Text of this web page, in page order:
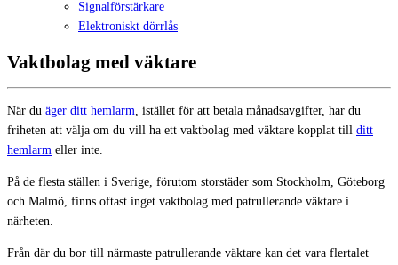
Signalförstärkare
Elektroniskt dörrlås
Vaktbolag med väktare
När du äger ditt hemlarm, istället för att betala månadsavgifter, har du
friheten att välja om du vill ha ett vaktbolag med väktare kopplat till ditt
hemlarm eller inte.
På de flesta ställen i Sverige, förutom storstäder som Stockholm, Göteborg
och Malmö, finns oftast inget vaktbolag med patrullerande väktare i
närheten.
Från där du bor till närmaste patrullerande väktare kan det vara flertalet